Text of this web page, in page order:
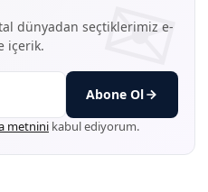
dünyadan seçtiklerimiz e-
içerik.
Abone Ol
metnini kabul ediyorum.